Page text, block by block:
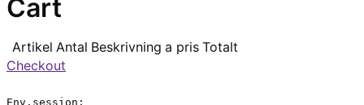
Cart
Artikel Antal Beskrivning a pris Totalt
Checkout
Env.session: